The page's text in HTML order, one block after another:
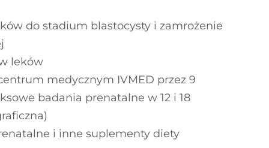
do stadium blastocysty i zamrożenie
leków
medycznym IVMED przez 9
badania prenatalne w 12 i 18
i inne suplementy diety